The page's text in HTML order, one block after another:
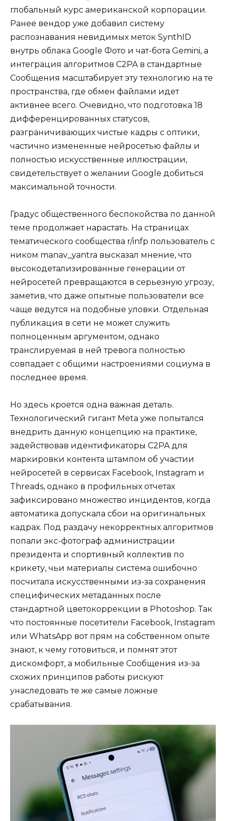
глобальный курс американской корпорации.
Ранее вендор уже добавил систему
распознавания невидимых меток SynthID
внутрь облака Google Фото и чат-бота Gemini, а
интеграция алгоритмов C2PA в стандартные
Сообщения масштабирует эту технологию на те
пространства, где обмен файлами идет
активнее всего. Очевидно, что подготовка 18
дифференцированных статусов,
разграничивающих чистые кадры с оптики,
частично измененные нейросетью файлы и
полностью искусственные иллюстрации,
свидетельствует о желании Google добиться
максимальной точности.
Градус общественного беспокойства по данной
теме продолжает нарастать. На страницах
тематического сообщества r/infp пользователь с
ником manav_yantra высказал мнение, что
высокодетализированные генерации от
нейросетей превращаются в серьезную угрозу,
заметив, что даже опытные пользователи все
чаще ведутся на подобные уловки. Отдельная
публикация в сети не может служить
полноценным аргументом, однако
транслируемая в ней тревога полностью
совпадает с общими настроениями социума в
последнее время.
Но здесь кроется одна важная деталь.
Технологический гигант Meta уже попытался
внедрить данную концепцию на практике,
задействовав идентификаторы C2PA для
маркировки контента штампом об участии
нейросетей в сервисах Facebook, Instagram и
Threads, однако в профильных отчетах
зафиксировано множество инцидентов, когда
автоматика допускала сбои на оригинальных
кадрах. Под раздачу некорректных алгоритмов
попали экс-фотограф администрации
президента и спортивный коллектив по
крикету, чьи материалы система ошибочно
посчитала искусственными из-за сохранения
специфических метаданных после
стандартной цветокоррекции в Photoshop. Так
что постоянные посетители Facebook, Instagram
или WhatsApp вот прям на собственном опыте
знают, к чему готовиться, и помнят этот
дискомфорт, а мобильные Сообщения из-за
схожих принципов работы рискуют
унаследовать те же самые ложные
срабатывания.